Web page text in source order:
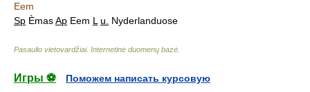
Eem
Sp ÈmasAp Eem L u. Nyderlanduose
Pasaulio vietovardžiai. Internetinė duomenų bazė
Игры ⚽
Поможем написать курсовую